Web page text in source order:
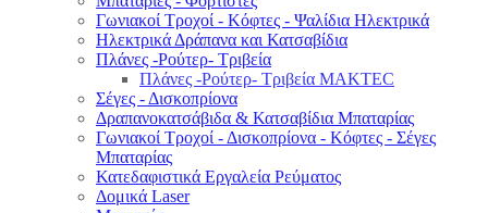
Γωνιακοί Τροχοί - Κόφτες - Ψαλίδια Ηλεκτρικά
Ηλεκτρικά Δράπανα και Κατσαβίδια
Πλάνες -Ρούτερ- Τριβεία
Πλάνες -Ρούτερ- Τριβεία MAKTEC
Σέγες - Δισκοπρίονα
Δραπανοκατσάβιδα & Κατσαβίδια Μπαταρίας
Γωνιακοί Τροχοί - Δισκοπρίονα - Κόφτες - Σέγες
Μπαταρίας
Κατεδαφιστικά Εργαλεία Ρεύματος
Δομικά Laser